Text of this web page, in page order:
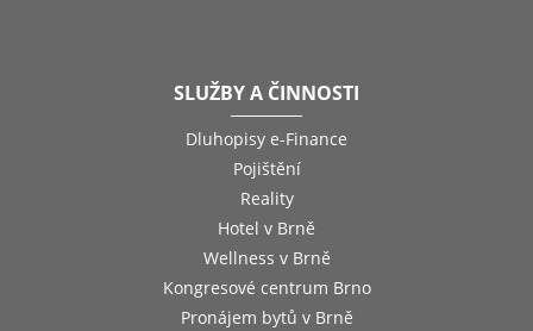
SLUŽBY A ČINNOSTI
Dluhopisy e-Finance
Pojištění
Reality
Hotel v Brně
Wellness v Brně
Kongresové centrum Brno
Pronájem bytů v Brně